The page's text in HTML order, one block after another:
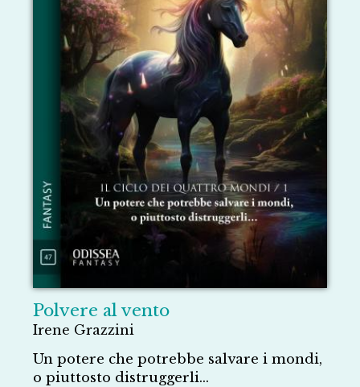
Polvere al vento
Irene Grazzini
Un potere che potrebbe salvare i mondi,
o piuttosto distruggerli...